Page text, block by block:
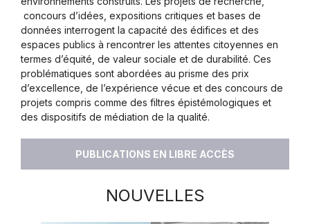
concours d’idées, expositions critiques et bases de
données interrogent la capacité des édifices et des
espaces publics à rencontrer les attentes citoyennes en
termes d’équité, de valeur sociale et de durabilité. Ces
problématiques sont abordées au prisme des prix
d’excellence, de l’expérience vécue et des concours de
projets compris comme des filtres épistémologiques et
des dispositifs de médiation de la qualité.
PUBLICATIONS EN LIBRE ACCÈS
NOUVELLES